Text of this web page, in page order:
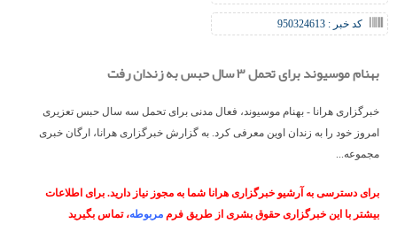
کد خبر : 950324613
بهنام موسیوند برای تحمل ۳ سال حبس به زندان رفت
خبرگزاری هرانا - بهنام موسیوند، فعال مدنی برای تحمل سه سال حبس تعزیری
امروز خود را به زندان اوین معرفی کرد. به گزارش خبرگزاری هرانا، ارگان خبری
مجموعه...
برای دسترسی به آرشیو خبرگزاری هرانا شما به مجوز نیاز دارید. برای اطلاعات
بیشتر با این خبرگزاری حقوق بشری از طریق فرم مربوطه، تماس بگیرید